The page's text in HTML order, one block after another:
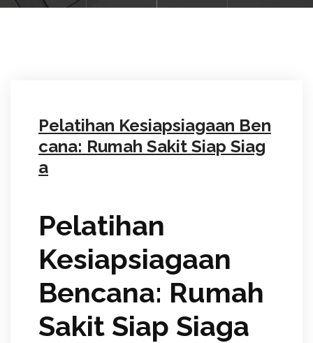
Pelatihan Kesiapsiagaan Ben
cana: Rumah Sakit Siap Siag
a
Pelatihan
Kesiapsiagaan
Bencana: Rumah
Sakit Siap Siaga